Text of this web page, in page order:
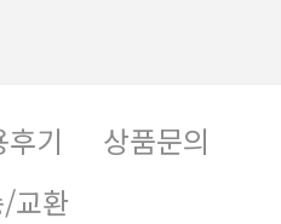
기
상품문의
교환